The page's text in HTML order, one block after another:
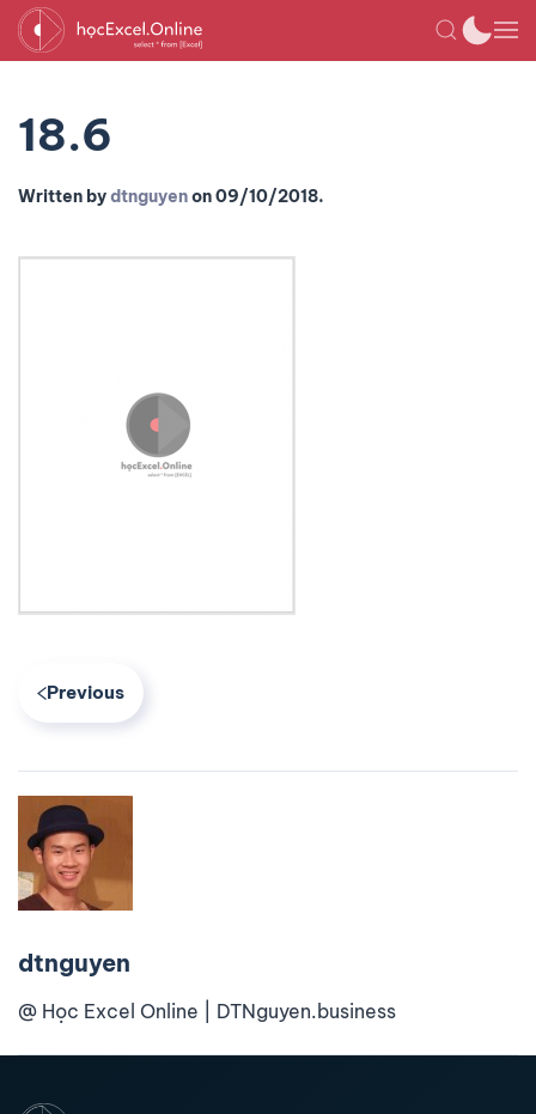
18.6
Written bydtnguyenon09/10/2018.
Previous
dtnguyen
@ Học Excel Online | DTNguyen.business